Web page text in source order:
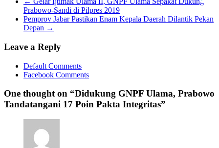
Prabowo-Sandi di Pilpres 2019
Pemprov Jabar Pastikan Enam Kepala Daerah Dilantik Pekan
Depan →
Leave a Reply
Default Comments
Facebook Comments
One thought on “Didukung GNPF Ulama, Prabowo
Tandatangani 17 Poin Pakta Integritas”